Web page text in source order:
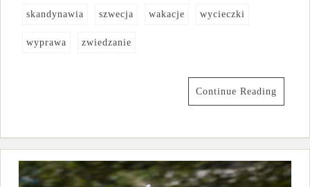
skandynawia szwecja wakacje wycieczki
wyprawa zwiedzanie
Continue Reading